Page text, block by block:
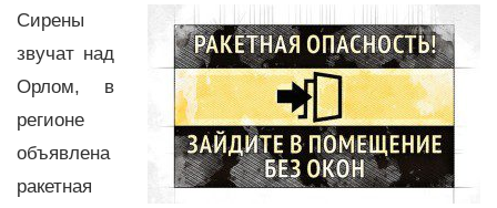
Сирены
звучат над
Орлом, в
регионе
объявлена
ракетная